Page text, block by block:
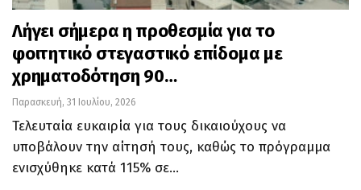
Λήγει σήμερα η προθεσμία για το
φοιτητικό στεγαστικό επίδομα με
χρηματοδότηση 90…
Παρασκευή, 31 Ιουλίου, 2026
Τελευταία ευκαιρία για τους δικαιούχους να
υποβάλουν την αίτησή τους, καθώς το πρόγραμμα
ενισχύθηκε κατά 115% σε…